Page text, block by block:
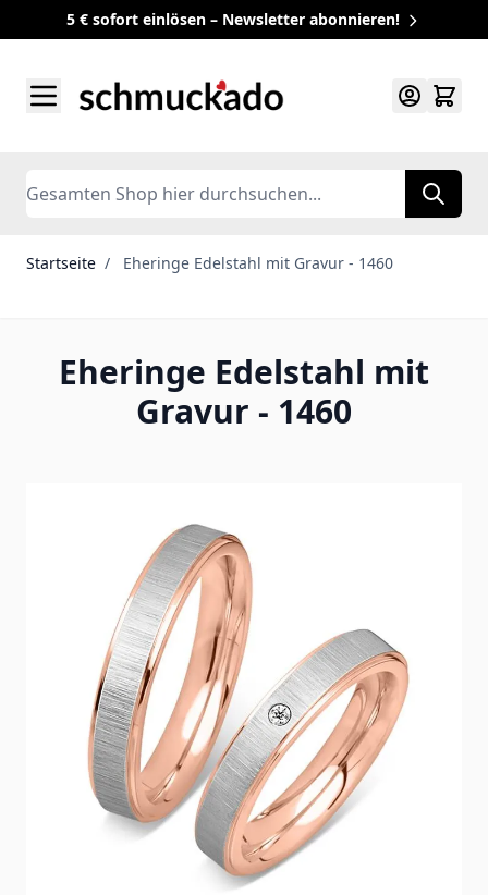
5 € sofort einlösen – Newsletter abonnieren!
Search
Startseite / Eheringe Edelstahl mit Gravur - 1460
Eheringe Edelstahl mit
Gravur - 1460